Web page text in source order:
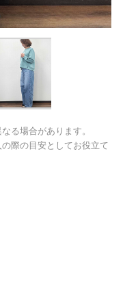
る場合があります。
際の目安としてお役立て